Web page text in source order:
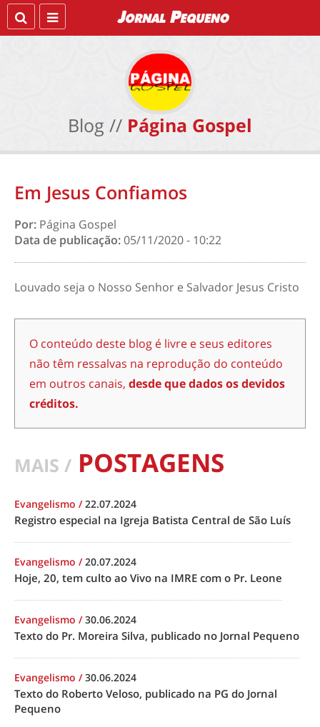
Blog // Página Gospel
Em Jesus Confiamos
Por: Página Gospel
Data de publicação:05/11/2020 - 10:22
Louvado seja o Nosso Senhor e Salvador Jesus Cristo
O conteúdo deste blog é livre e seus editores
não têm ressalvas na reprodução do conteúdo
em outros canais, desde que dados os devidos
créditos.
MAIS / POSTAGENS
Evangelismo /22.07.2024
Registro especial na Igreja Batista Central de São Luís
Evangelismo /20.07.2024
Hoje, 20, tem culto ao Vivo na IMRE com o Pr. Leone
Evangelismo /30.06.2024
Texto do Pr. Moreira Silva, publicado no Jornal Pequeno
Evangelismo /30.06.2024
Texto do Roberto Veloso, publicado na PG do Jornal
Pequeno